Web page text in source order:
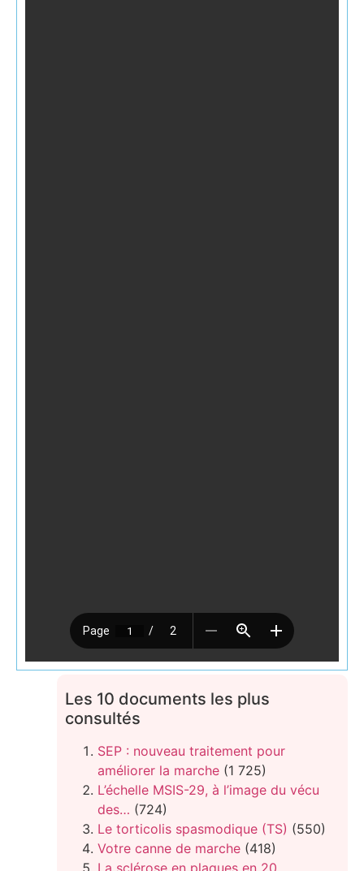
Les 10 documents les plus
consultés
SEP : nouveau traitement pour
améliorer la marche (1 725)
L’échelle MSIS-29, à l’image du vécu
des… (724)
Le torticolis spasmodique (TS) (550)
Votre canne de marche (418)
La sclérose en plaques en 20